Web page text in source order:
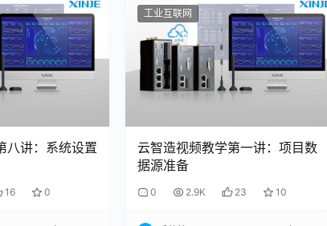
八讲：系统设置
16 0
工业互联网
云智造视频教学第一讲：项目数
据源准备
0 2.9K 23 10